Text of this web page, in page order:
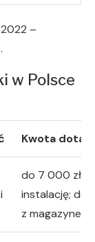
–
w Polsce
Kwota
do 7 000 zł
instalację; do
z magazynem